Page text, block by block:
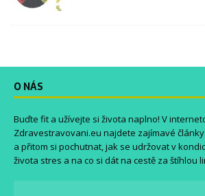
O NÁS
Buďte fit a užívejte si života naplno! V
Zdravestravovani.eu najdete zajímavé
a přitom si pochutnat, jak se udržovat v
života stres a na co si dát na cestě za štíhlou